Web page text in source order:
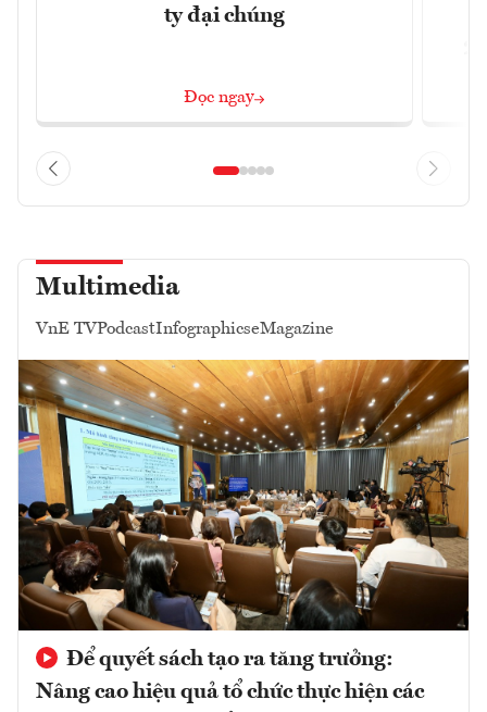
ty đại chúng
Đọc ngay
Multimedia
VnE TVPodcastInfographicseMagazine
Để quyết sách tạo ra tăng trưởng:
Nâng cao hiệu quả tổ chức thực hiện các